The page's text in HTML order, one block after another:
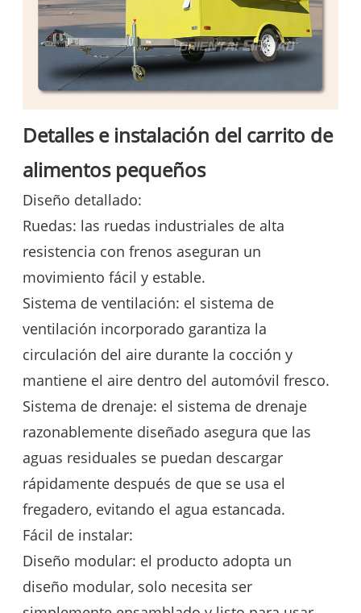
Detalles e instalación del carrito de
alimentos pequeños
Diseño detallado:
Ruedas: las ruedas industriales de alta
resistencia con frenos aseguran un
movimiento fácil y estable.
Sistema de ventilación: el sistema de
ventilación incorporado garantiza la
circulación del aire durante la cocción y
mantiene el aire dentro del automóvil fresco.
Sistema de drenaje: el sistema de drenaje
razonablemente diseñado asegura que las
aguas residuales se puedan descargar
rápidamente después de que se usa el
fregadero, evitando el agua estancada.
Fácil de instalar:
Diseño modular: el producto adopta un
diseño modular, solo necesita ser